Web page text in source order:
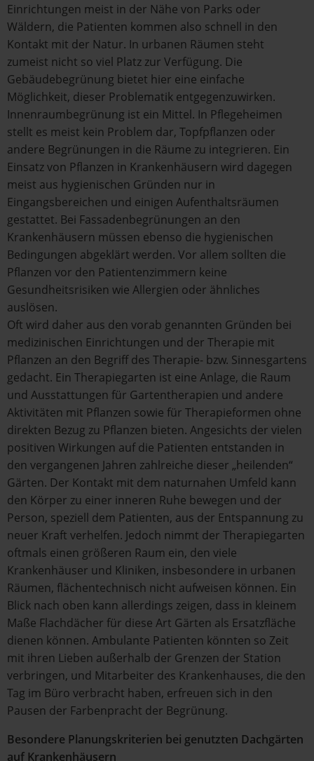
Einrichtungen meist in der Nähe von Parks oder
Wäldern, die Patienten kommen also schnell in den
Kontakt mit der Natur. In urbanen Räumen steht
zumeist nicht so viel Platz zur Verfügung. Die
Gebäudebegrünung bietet hier eine einfache
Möglichkeit, dieser Problematik entgegenzuwirken.
Innenraumbegrünung ist ein Mittel. In Pflegeheimen
stellt es meist kein Problem dar, Topfpflanzen oder
andere Begrünungen in die Räume zu integrieren. Ein
Einsatz von Pflanzen in Krankenhäusern wird dagegen
meist aus hygienischen Gründen nur in
Eingangsbereichen und einigen Aufenthaltsräumen
gestattet. Bei Fassadenbegrünungen an den
Krankenhäusern müssen ebenso die hygienischen
Bedingungen abgeklärt werden. Vor allem sollten die
Pflanzen vor den Patientenzimmern keine
Gesundheitsrisiken wie Allergien oder ähnliches
auslösen.
Oft wird daher aus den vorab genannten Gründen bei
medizinischen Einrichtungen und der Therapie mit
Pflanzen an den Begriff des Therapie- bzw. Sinnesgartens
gedacht. Ein Therapiegarten ist eine Anlage, die Raum
und Ausstattungen für Gartentherapien und andere
Aktivitäten mit Pflanzen sowie für Therapieformen ohne
direkten Bezug zu Pflanzen bieten. Angesichts der vielen
positiven Wirkungen auf die Patienten entstanden in
den vergangenen Jahren zahlreiche dieser „heilenden“
Gärten. Der Kontakt mit dem naturnahen Umfeld kann
den Körper zu einer inneren Ruhe bewegen und der
Person, speziell dem Patienten, aus der Entspannung zu
neuer Kraft verhelfen. Jedoch nimmt der Therapiegarten
oftmals einen größeren Raum ein, den viele
Krankenhäuser und Kliniken, insbesondere in urbanen
Räumen, flächentechnisch nicht aufweisen können. Ein
Blick nach oben kann allerdings zeigen, dass in kleinem
Maße Flachdächer für diese Art Gärten als Ersatzfläche
dienen können. Ambulante Patienten könnten so Zeit
mit ihren Lieben außerhalb der Grenzen der Station
verbringen, und Mitarbeiter des Krankenhauses, die den
Tag im Büro verbracht haben, erfreuen sich in den
Pausen der Farbenpracht der Begrünung.
Besondere Planungskriterien bei genutzten Dachgärten
auf Krankenhäusern